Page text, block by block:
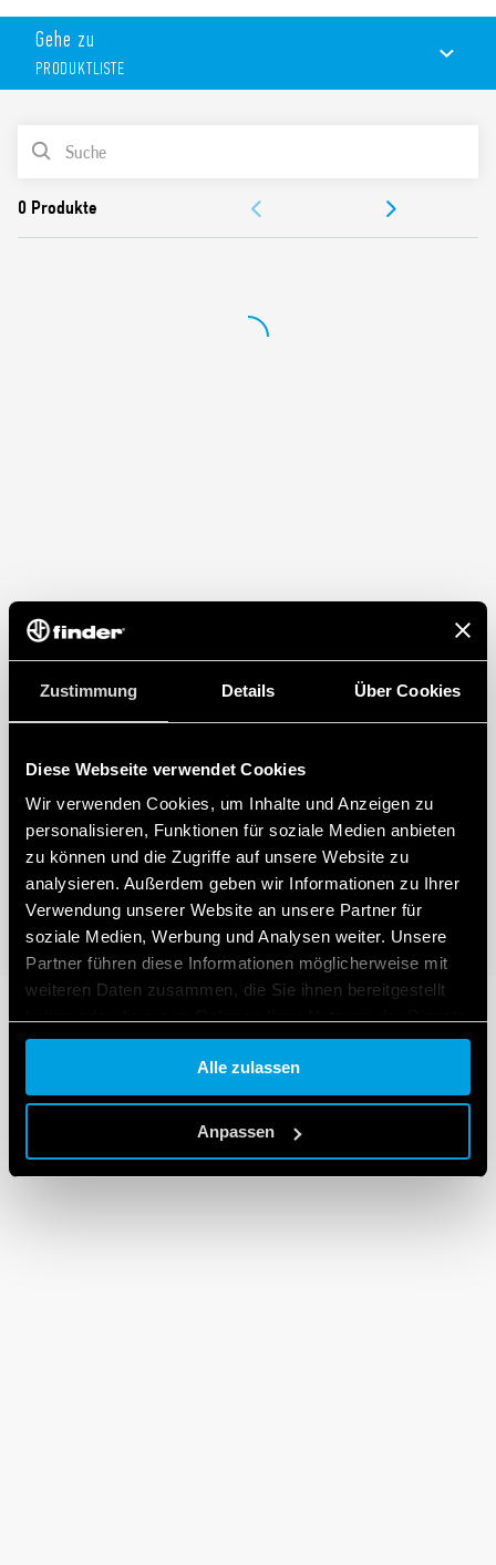
Zustimmung Details Über Cookies
Diese Webseite verwendet Cookies
Wir verwenden Cookies, um Inhalte und Anzeigen zu
personalisieren, Funktionen für soziale Medien anbieten
zu können und die Zugriffe auf unsere Website zu
analysieren. Außerdem geben wir Informationen zu Ihrer
Verwendung unserer Website an unsere Partner für
soziale Medien, Werbung und Analysen weiter. Unsere
Partner führen diese Informationen möglicherweise mit
weiteren Daten zusammen, die Sie ihnen bereitgestellt
gesammelt haben.
Cookie policy.
Alle zulassen
Anpassen
Geringe Größe
Empfindliche DC-Spule – 360 mW
Cadmiumfreie Kontakte
Gehe zu
PRODUKTLISTE
PRODUKTLISTE
ZULASSUNGEN